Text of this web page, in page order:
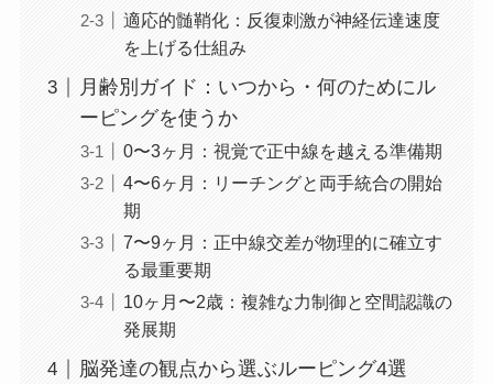
適応的髄鞘化：反復刺激が神経伝達速度
を上げる仕組み
月齢別ガイド：いつから・何のためにル
ーピングを使うか
0〜3ヶ月：視覚で正中線を越える準備期
4〜6ヶ月：リーチングと両手統合の開始
期
7〜9ヶ月：正中線交差が物理的に確立す
る最重要期
10ヶ月〜2歳：複雑な力制御と空間認識の
発展期
脳発達の観点から選ぶルーピング4選